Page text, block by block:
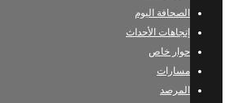
الصحافة اليوم
إتجاهات الأحداث
حوار خاص
مسارات
المرصد